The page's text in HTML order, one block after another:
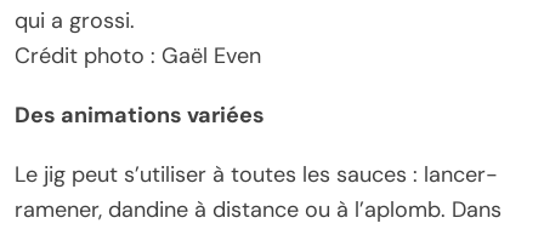
qui a grossi.
Crédit photo : Gaël Even
Des animations variées
Le jig peut s’utiliser à toutes les sauces : lancer-
ramener, dandine à distance ou à l’aplomb. Dans